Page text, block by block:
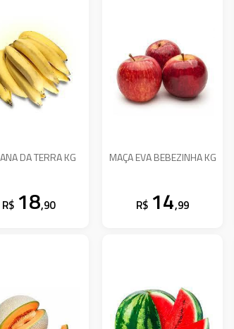
DA TERRA KG
R$ 18,90
MAÇA EVA BEBEZINHA KG
R$ 14,99